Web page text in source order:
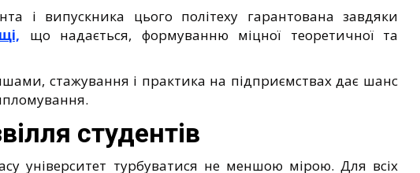
і випускника цього політеху гарантована завдяки
що надається, формуванню міцної теоретичної та
стажування і практика на підприємствах дає шанс
студентів
університет турбуватися не меншою мірою. Для всіх